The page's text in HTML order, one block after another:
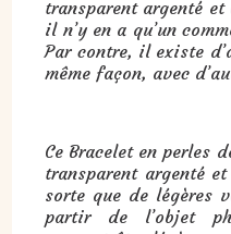
transparent argenté et
il n’y en a qu’un
Par contre, il existe
même façon, avec
Ce Bracelet en perles
transparent argenté
sorte que de légères
partir de l’objet